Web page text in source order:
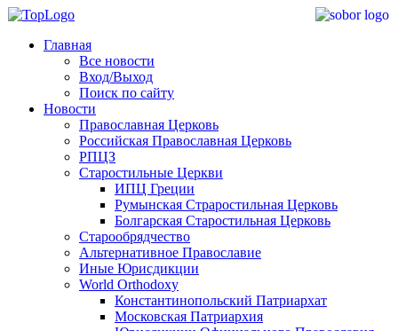
Главная
Все новости
Вход/Выход
Поиск по сайту
Новости
Православная Церковь
Российская Православная Церковь
РПЦЗ
Старостильные Церкви
ИПЦ Греции
Румынская Страростильная Церковь
Болгарская Старостильная Церковь
Старообрядчество
Альтернативное Православие
Иные Юрисдикции
World Orthodoxy
Константинопольский Патриархат
Московская Патриархия